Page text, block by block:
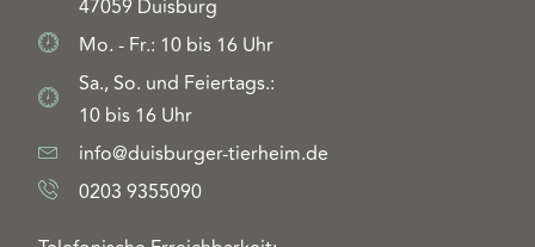
47059 Duisburg
Mo. - Fr.: 10 bis 16 Uhr
Sa., So. und Feiertags.:
10 bis 16 Uhr
info@duisburger-tierheim.de
0203 9355090